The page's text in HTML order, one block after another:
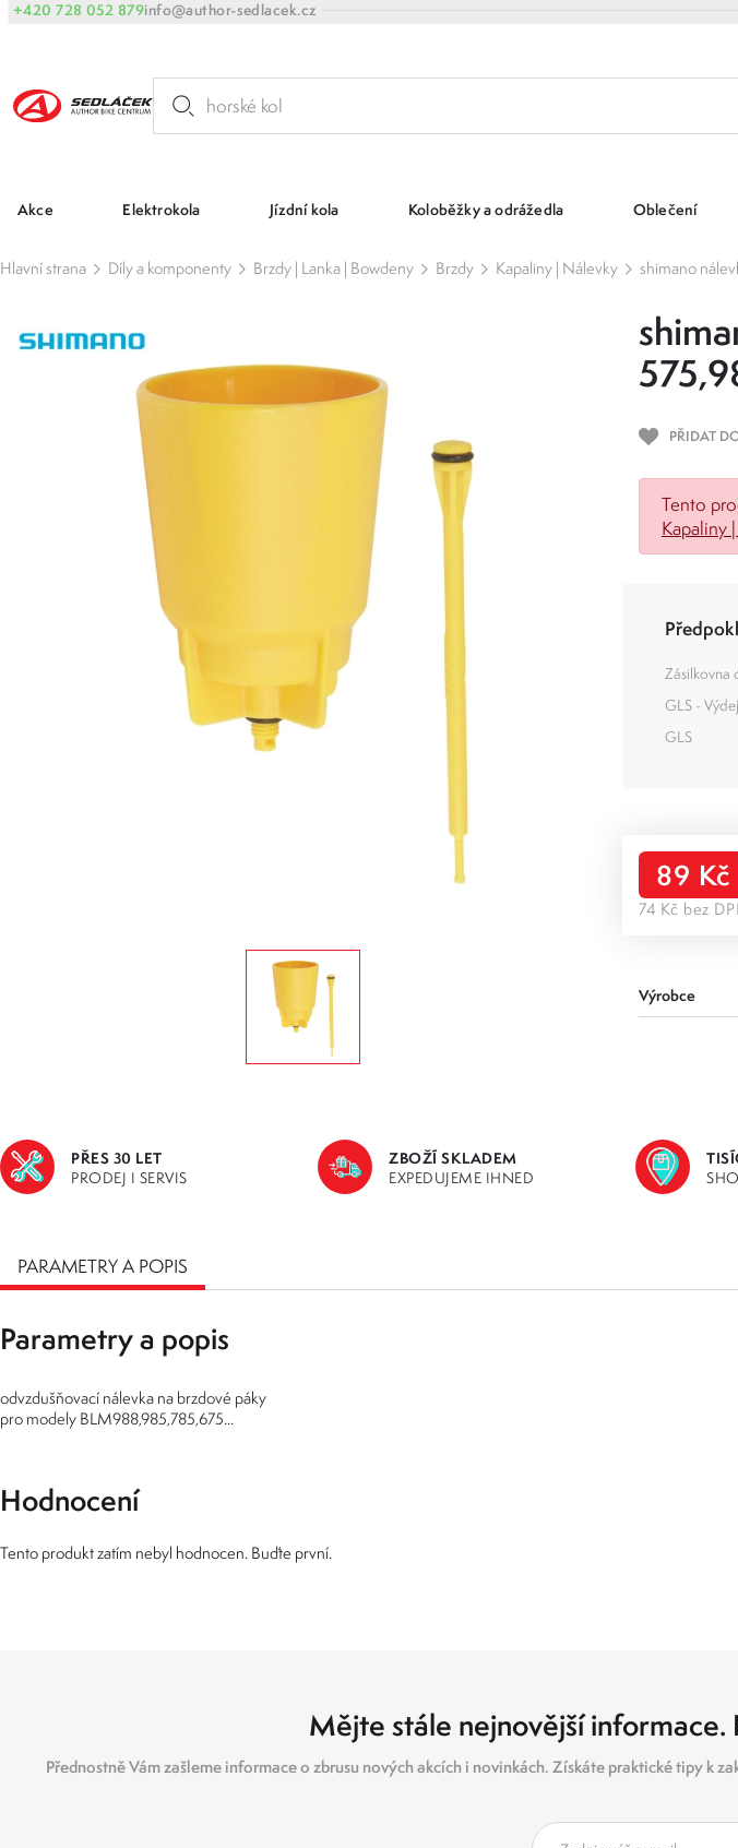
+420 728 052 879info@author-sedlacek.cz
Akce Elektrokola Jízdní kola Koloběžky a odrážedla Oblečení
Hlavní strana Díly a komponenty Brzdy | Lanka | Bowdeny Brzdy Kapaliny | Nálevky shimano
PŘIDAT
Tento
Kapaliny
Zásilkovna
GLS -
GLS
89 Kč
74 Kč bez
Výrobce
PŘES 30 LET
PRODEJ I SERVIS
ZBOŽÍ SKLADEM
EXPEDUJEME IHNED
PARAMETRY A POPIS
Parametry a popis
odvzdušňovací nálevka na brzdové páky
pro modely BLM988,985,785,675...
Hodnocení
Tento produkt zatím nebyl hodnocen. Buďte první.
Mějte stále nejnovější
Přednostně Vám zašleme informace o zbrusu nových akcích i novinkách. Získáte praktické tipy k